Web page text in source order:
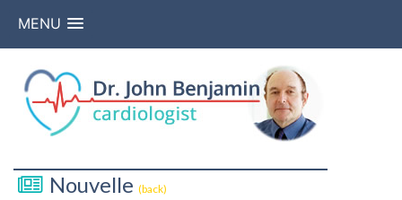
MENU
Nouvelle (back)